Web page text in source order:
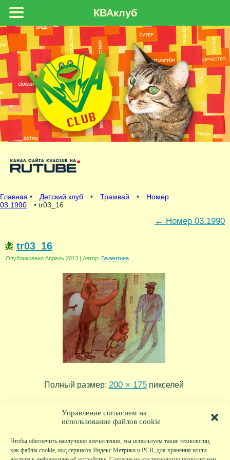
Управление согласием на
использование файлов cookie
Чтобы обеспечить наилучшие впечатления, мы используем такие технологии,
как файлы cookie, код сервисов Яндекс.Метрика и РСЯ, для хранения и/или
Главная • Детский клуб • Трамвай •
Номер
03.1990
• tr03_16
← Номер 03.1990
tr03_16
Опубликовано Апрель 2013 | Автор: Валентина
Полный размер: 200 × 175пикселей
КВАклуб